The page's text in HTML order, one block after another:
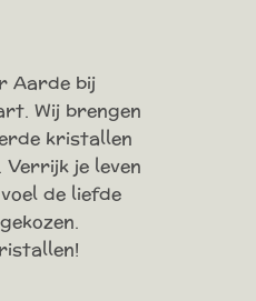
Aarde bij
Wij brengen
kristallen
je leven
de liefde